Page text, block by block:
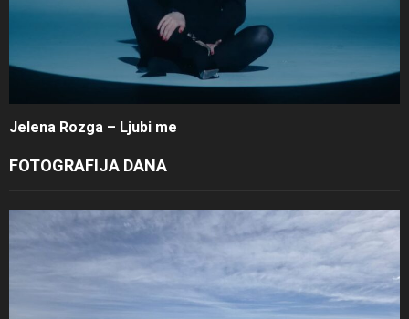
Jelena Rozga – Ljubi me
FOTOGRAFIJA DANA